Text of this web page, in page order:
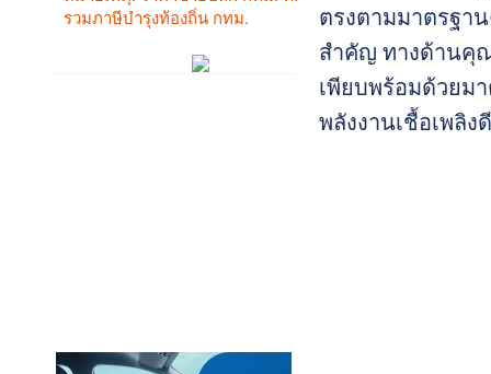
ตรงตามมาตรฐา
สำคัญ ทางด้านคุณ
เพียบพร้อมด้วยม
พลังงานเชื้อเพลิ